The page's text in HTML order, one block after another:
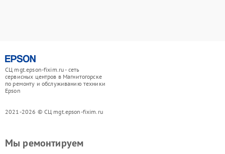
СЦ mgt.epson-fixim.ru - сеть
сервисных центров в Магнитогорске
по ремонту и обслуживанию техники
Epson
2021-2026 © СЦ mgt.epson-fixim.ru
Мы ремонтируем